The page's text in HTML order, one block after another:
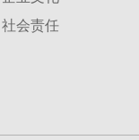
社会责任